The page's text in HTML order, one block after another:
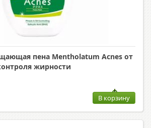
пена Mentholatum Acnes от
жирности
В корзину